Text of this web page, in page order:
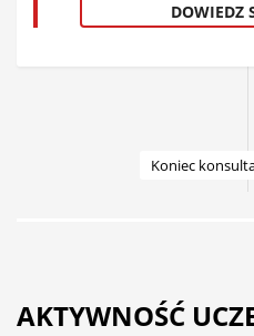
DOWIEDZ
Koniec
AKTYWNOŚĆ